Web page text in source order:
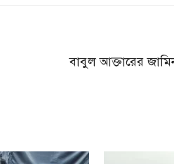
বাবুল আক্তারের